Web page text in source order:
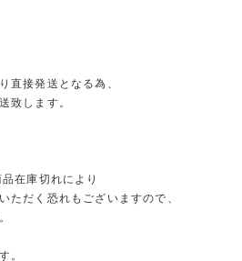
直接発送となる為、
致します。
在庫切れにより
だく恐れもございますので、
。